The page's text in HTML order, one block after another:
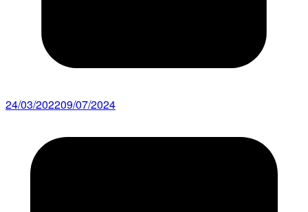
24/03/202209/07/2024